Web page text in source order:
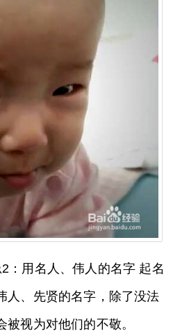
：用名人、伟人的名字 起名
人、先贤的名字，除了没法
视为对他们的不敬。